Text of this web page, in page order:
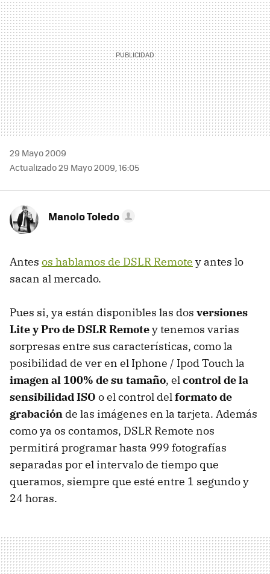
29 Mayo 2009
Actualizado 29 Mayo 2009, 16:05
Manolo Toledo
Antes os hablamos de DSLR Remote y antes lo
sacan al mercado.
Pues si, ya están disponibles las dos versiones
Lite y Pro deDSLRRemotey tenemos varias
sorpresas entre sus características, como la
posibilidad de ver en el Iphone / Ipod Touch la
imagen al 100% de su tamaño, elcontrol de la
sensibilidad ISO o el control delformato de
grabación de las imágenes en la tarjeta. Además
como ya os contamos, DSLR Remote nos
permitirá programar hasta 999 fotografías
separadas por el intervalo de tiempo que
queramos, siempre que esté entre 1 segundo y
24 horas.